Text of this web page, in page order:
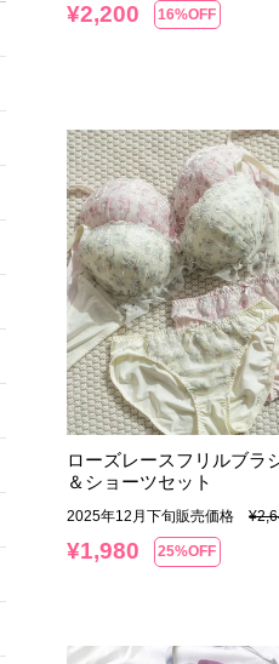
¥2,200 16%OFF
ローズレースフリルブラ
＆ショーツセット
2025年12月下旬販売価格 ¥
¥1,980 25%OFF